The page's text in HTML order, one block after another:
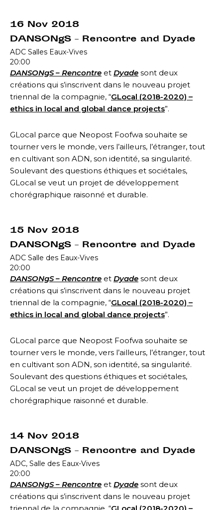
16 Nov 2018
DANSONgS – Rencontre and Dyade
ADC Salles Eaux-Vives
20:00
DANSONgS – Rencontre et Dyade sont deux
créations qui s’inscrivent dans le nouveau projet
triennal de la compagnie, “GLocal (2018-2020) –
ethics in local and global dance projects”.
GLocal parce que Neopost Foofwa souhaite se
tourner vers le monde, vers l’ailleurs, l’étranger, tout
en cultivant son ADN, son identité, sa singularité.
Soulevant des questions éthiques et sociétales,
GLocal se veut un projet de développement
chorégraphique raisonné et durable.
15 Nov 2018
DANSONgS – Rencontre and Dyade
ADC Salle des Eaux-Vives
20:00
DANSONgS – Rencontre et Dyade sont deux
créations qui s’inscrivent dans le nouveau projet
triennal de la compagnie, “GLocal (2018-2020) –
ethics in local and global dance projects”.
GLocal parce que Neopost Foofwa souhaite se
tourner vers le monde, vers l’ailleurs, l’étranger, tout
en cultivant son ADN, son identité, sa singularité.
Soulevant des questions éthiques et sociétales,
GLocal se veut un projet de développement
chorégraphique raisonné et durable.
14 Nov 2018
DANSONgS – Rencontre and Dyade
ADC, Salle des Eaux-Vives
20:00
DANSONgS – Rencontre et Dyade sont deux
créations qui s’inscrivent dans le nouveau projet